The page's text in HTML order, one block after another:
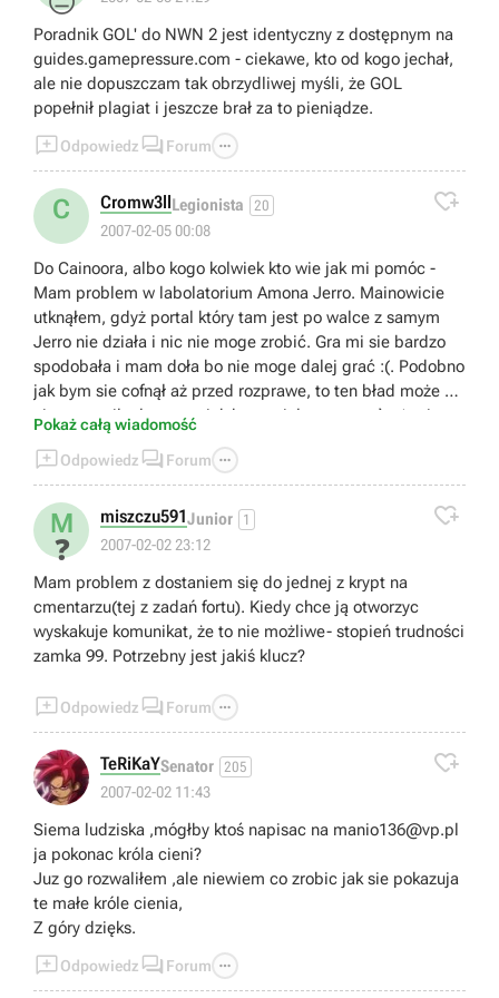
Poradnik GOL' do NWN 2 jest identyczny z dostępnym na
guides.gamepressure.com - ciekawe, kto od kogo jechał,
ale nie dopuszczam tak obrzydliwej myśli, że GOL
popełnił plagiat i jeszcze brał za to pieniądze.
Odpowiedz  Forum 
C Cromw3llLegionista 20
2007-02-05 00:08

Do Cainoora, albo kogo kolwiek kto wie jak mi pomóc -
Mam problem w labolatorium Amona Jerro. Mainowicie
utknąłem, gdyż portal który tam jest po walce z samym
Jerro nie działa i nic nie moge zrobić. Gra mi sie bardzo
spodobała i mam doła bo nie moge dalej grać :(. Podobno
jak bym sie cofnął aż przed rozprawe, to ten bład może by
nie wystąpił, ale nawet jak bym miał tego save`a (a nie
mam) to by mi się nie chciało taki kawał od nowa
przechodzić. Nie znacie może jakiegoś sposobu aby tu
zaradzić, na przykład jak w problemie wyżej (który też u
mnie wystąpił) za pomocą konsoli??? Błagam o jakąś
pomoc :(. Aha - patche nic mi nie dały.
Pokaż całą wiadomość
Odpowiedz  Forum 
M
❓
miszczu591Junior 1
2007-02-02 23:12

Mam problem z dostaniem się do jednej z krypt na
cmentarzu(tej z zadań fortu). Kiedy chce ją otworzyc
wyskakuje komunikat, że to nie możliwe- stopień trudności
zamka 99. Potrzebny jest jakiś klucz?
Odpowiedz  Forum 
TeRiKaYSenator 205
2007-02-02 11:43

Siema ludziska ,mógłby ktoś napisac na manio136@vp.pl
ja pokonac króla cieni?
Juz go rozwaliłem ,ale niewiem co zrobic jak sie pokazuja
te małe króle cienia,
Z góry dzięks.
Odpowiedz  Forum 